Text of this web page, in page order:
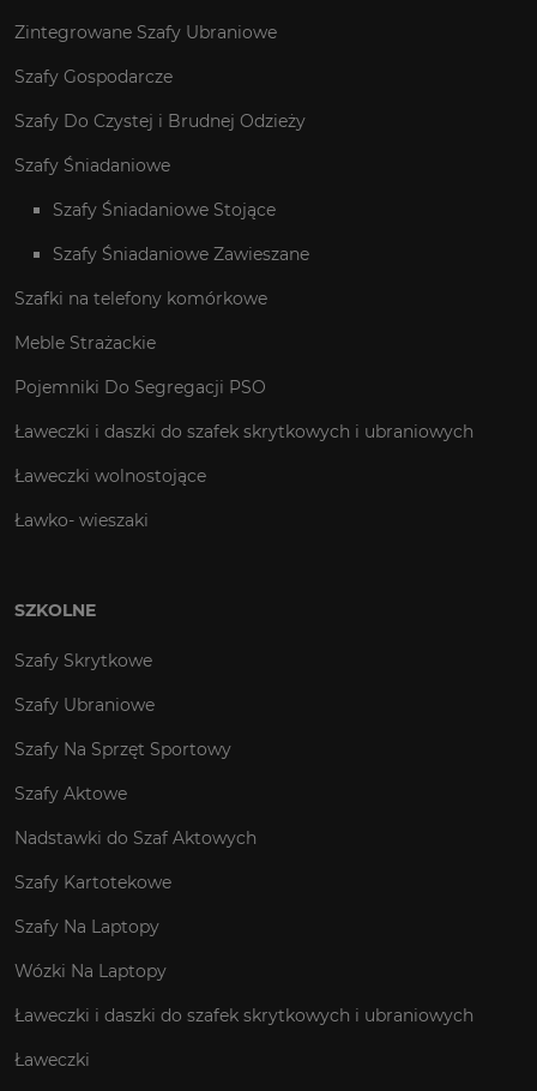
Zintegrowane Szafy Ubraniowe
Szafy Gospodarcze
Szafy Do Czystej i Brudnej Odzieży
Szafy Śniadaniowe
Szafy Śniadaniowe Stojące
Szafy Śniadaniowe Zawieszane
Szafki na telefony komórkowe
Meble Strażackie
Pojemniki Do Segregacji PSO
Ławeczki i daszki do szafek skrytkowych i ubraniowych
Ławeczki wolnostojące
Ławko- wieszaki
SZKOLNE
Szafy Skrytkowe
Szafy Ubraniowe
Szafy Na Sprzęt Sportowy
Szafy Aktowe
Nadstawki do Szaf Aktowych
Szafy Kartotekowe
Szafy Na Laptopy
Wózki Na Laptopy
Ławeczki i daszki do szafek skrytkowych i ubraniowych
Ławeczki